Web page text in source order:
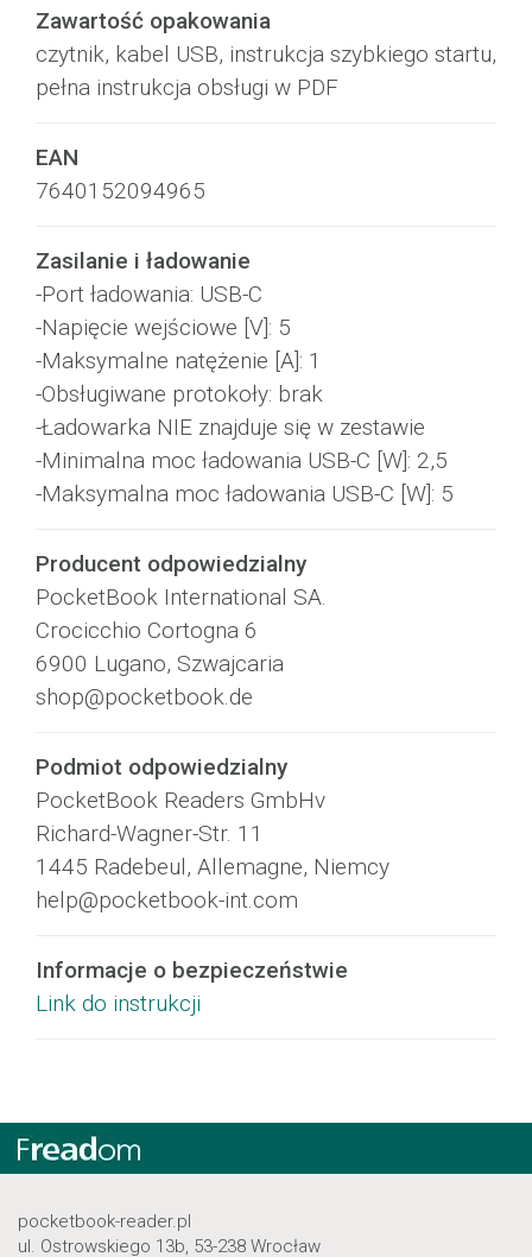
Zawartość opakowania
czytnik, kabel USB, instrukcja szybkiego startu,
pełna instrukcja obsługi w PDF
EAN
7640152094965
Zasilanie i ładowanie
-Port ładowania: USB-C
-Napięcie wejściowe [V]: 5
-Maksymalne natężenie [A]: 1
-Obsługiwane protokoły: brak
-Ładowarka NIE znajduje się w zestawie
-Minimalna moc ładowania USB-C [W]: 2,5
-Maksymalna moc ładowania USB-C [W]: 5
Producent odpowiedzialny
PocketBook International SA.
Crocicchio Cortogna 6
6900 Lugano, Szwajcaria
shop@pocketbook.de
Podmiot odpowiedzialny
PocketBook Readers GmbHv
Richard-Wagner-Str. 11
1445 Radebeul, Allemagne, Niemcy
help@pocketbook-int.com
Informacje o bezpieczeństwie
Link do instrukcji
pocketbook-reader.pl
ul. Ostrowskiego 13b, 53-238 Wrocław